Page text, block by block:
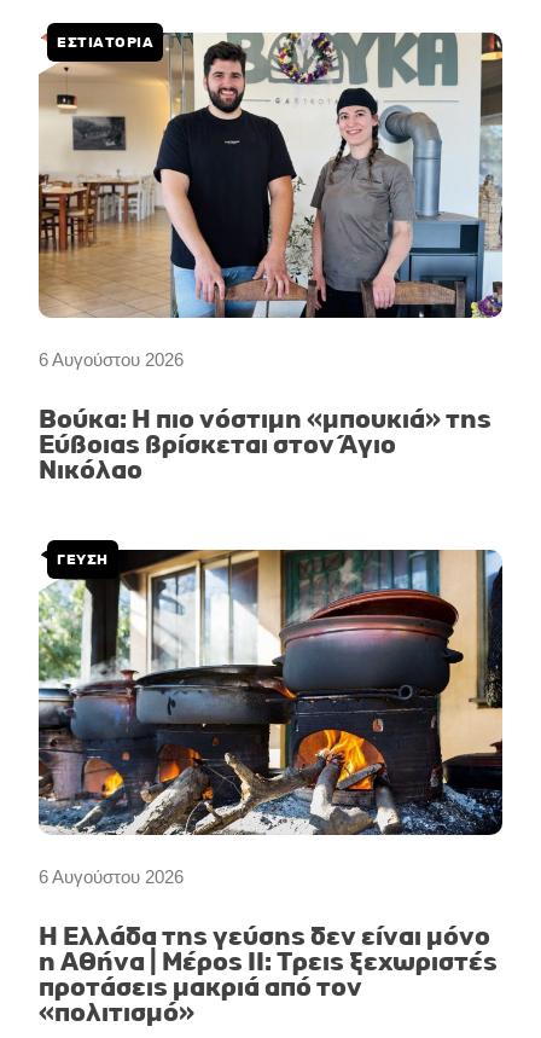
6 Αυγούστου 2026
ΕΣΤΙΑΤΟΡΙΑ
Βούκα: Η πιο νόστιμη «μπουκιά» της
Εύβοιας βρίσκεται στον Άγιο
Νικόλαο
6 Αυγούστου 2026
ΓΕΥΣΗ
Η Ελλάδα της γεύσης δεν είναι μόνο
η Αθήνα | Μέρος II: Τρεις ξεχωριστές
προτάσεις μακριά από τον
«πολιτισμό»